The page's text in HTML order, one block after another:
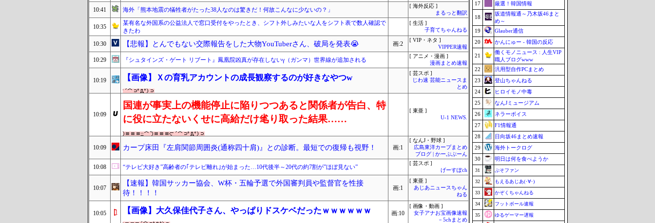
10:41 海外「熊本地震の犠牲者がたった38人なのは驚きだ！何故こんなに少ないの？」
[ 海外反応 ]
まるっと翻訳
10:35
某有名な外国系の公益法人で窓口受付をやったとき、シフト外しみたいな人をシフト表で数人確認で
きたわ
[ 生活 ]
子育てちゃんねる
10:30 【悲報】とんでもない交際報告をした大物YouTuberさん、破局を発表😭 画:2
[ VIP・ネタ ]
VIPPER速報
10:29 『シュタインズ・ゲート リブート』鳳凰院凶真が存在しないγ（ガンマ）世界線が追加される
[ アニメ・漫画 ]
漫画まとめ速報
10:19 【画像】Ｘの育乳アカウントの成長観察するのが好きなやつw
[ 芸スポ ]
じわ速 芸能ニュースま
とめ
10:09
国連が事実上の機能停止に陥りつつあると関係者が告白、特
に役に立たないくせに高給だけ毟り取った結果……
[ 東亜 ]
U-1 NEWS.
10:09 カープ床田『左肩関節周囲炎(通称四十肩)』との診断。最短での復帰も視野！ 画:1
[ なんJ・野球 ]
広島東洋カープまとめ
ブログ | かーぷぶーん
10:08 “テレビ大好き”高齢者の｢テレビ離れ｣が始まった…10代後半～20代の約7割が”ほぼ見ない”
[ 芸スポ ]
げーすぽch
10:07
【速報】韓国サッカー協会、W杯・五輪予選で外国審判員や監督官を性接
待！！！！
画:1
[ 東亜 ]
あじあニュースちゃん
ねる
10:05 【画像】大久保佳代子さん、やっぱりドスケベだったｗｗｗｗｗｗ 画:10
[ 画像・動画 ]
女子アナお宝画像速報
－5chまとめ
17
厳選！韓国情報
18
坂道情報通～乃木坂46まと
め～
19
Glauber通信
20
かんにゅー - 韓国の反応
21
働くモノニュース : 人生VIP
職人ブログwww
22
汎用型自作PCまとめ
23
登山ちゃんねる
24
ヒロイモノ中毒
25
なんJミュージアム
26
ネラーボイス
27
F1情報通
28
日向坂46まとめ速報
29
海外トークログ
30
明日は何を食べようか
31 ぷそファン
32 もえるあじあ(･∀･)
33 かぞくちゃんねる
34 フットボール速報
35 ゆるゲーマー遅報